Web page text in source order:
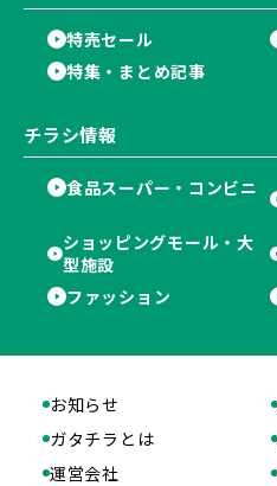
特売セール
特集・まとめ記事
チラシ情報
食品スーパー・コンビニ
ショッピングモール・大
型施設
ファッション
お知らせ
ガタチラとは
運営会社